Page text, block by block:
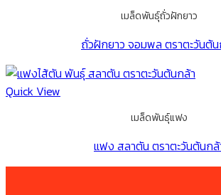
เมล็ดพันธุ์ถั่วฝักยาว
ถั่วฝักยาว จอมพล ตราตะวันต้
Quick View
เมล็ดพันธุ์แฟง
แฟง สลาตัน ตราตะวันต้นกล้